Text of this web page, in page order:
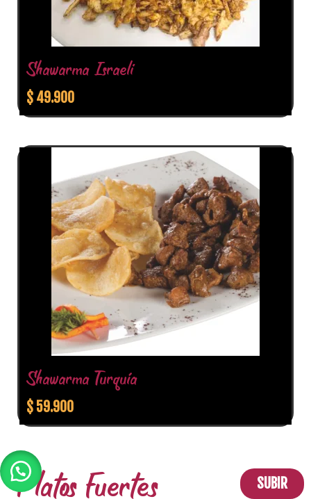
Shawarma Israeli
$ 49.900
Shawarma Turquía
$ 59.900
Platos Fuertes SUBIR